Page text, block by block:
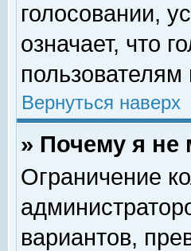
голосовании,
означает, что
Вернуться наверх
» Почему я не
Ограничение
вариантов,